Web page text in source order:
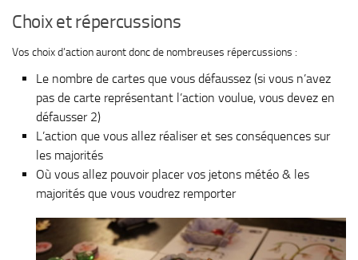
Choix et répercussions
Vos choix d’action auront donc de nombreuses répercussions :
Le nombre de cartes que vous défaussez (si vous n’avez
pas de carte représentant l’action voulue, vous devez en
défausser 2)
L’action que vous allez réaliser et ses conséquences sur
les majorités
Où vous allez pouvoir placer vos jetons météo & les
majorités que vous voudrez remporter